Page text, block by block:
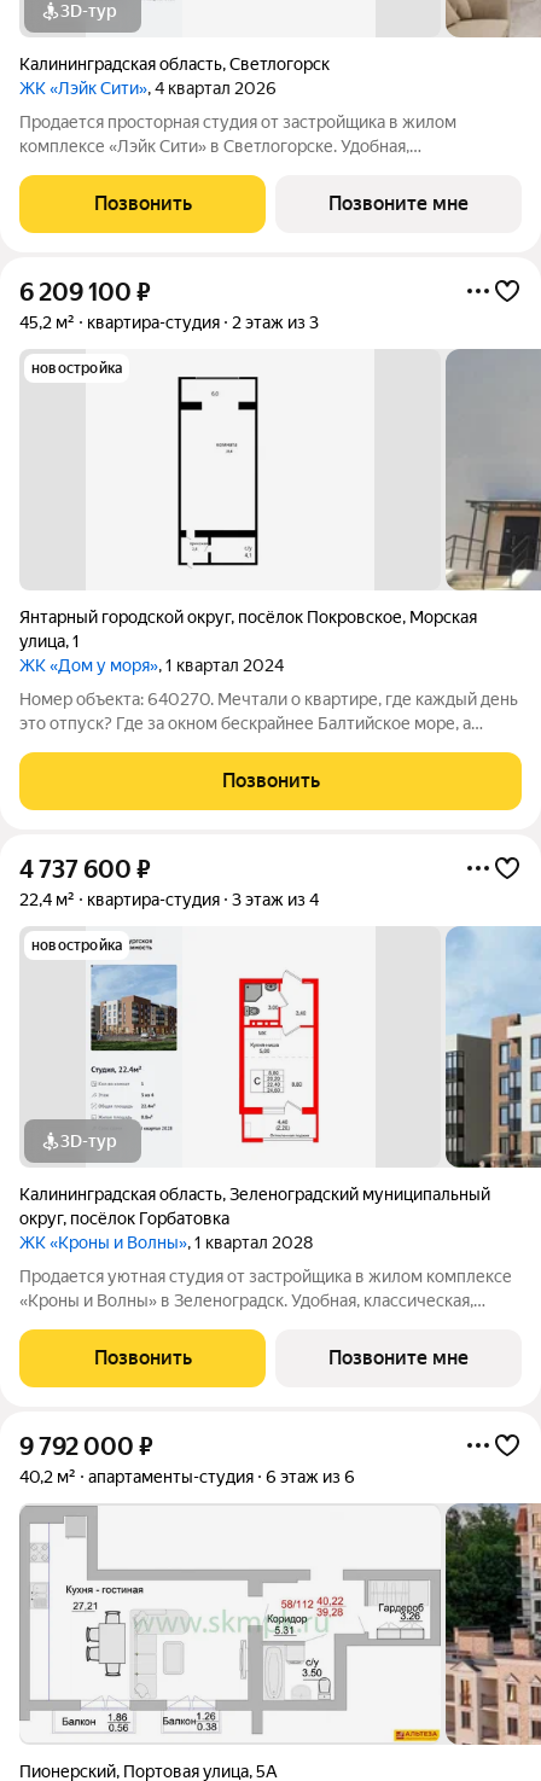
3D-тур
Калининградская область,Светлогорск
ЖК «Лэйк Сити», 4 квартал 2026
Продается просторная студия от застройщика в жилом
комплексе «Лэйк Сити» в Светлогорске. Удобная,
кухня-гостиная 5.49 м, просторная прихожая 3.7 м. Общая
Позвонить Позвоните мне
6 209 100 ₽
45,2 м² квартира-студия 2 этаж из 3
новостройка
Янтарный городской округ, посёлок Покровское, Морская
улица,1
ЖК «Дом у моря», 1 квартал 2024
Номер объекта: 640270. Мечтали о квартире, где каждый день
это отпуск? Где за окном бескрайнее Балтийское море, а
Янтарный! В живописном поселке Янтарный Калининградской
области, на первой линии
Позвонить
4 737 600 ₽
22,4 м² квартира-студия 3 этаж из 4
новостройка
3D-тур
Калининградская область,Зеленоградский муниципальный
округ, посёлок Горбатовка
ЖК «Кроны и Волны», 1 квартал 2028
Продается уютная студия от застройщика в жилом комплексе
«Кроны и Волны» в Зеленоградск. Удобная, классическая,
просторная прихожая 3.4 м. Общая площадь студии - 22.4 м,
Позвонить Позвоните мне
9 792 000 ₽
40,2 м² апартаменты-студия 6 этаж из 6
Пионерский, Портовая улица,5А